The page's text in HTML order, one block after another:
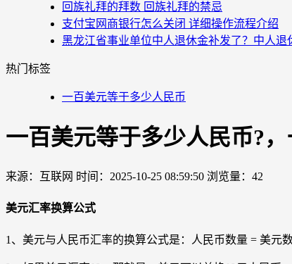
回族礼拜的拜数 回族礼拜的禁忌
支付宝网商银行怎么关闭 详细操作流程介绍
黑龙江省事业单位中人退休金补发了？中人退
热门标签
一百美元等于多少人民币
一百美元等于多少人民币?
来源：互联网 时间：2025-10-25 08:59:50 浏览量：42
美元汇率换算公式
1、美元与人民币汇率的换算公式是：人民币数量 = 美元